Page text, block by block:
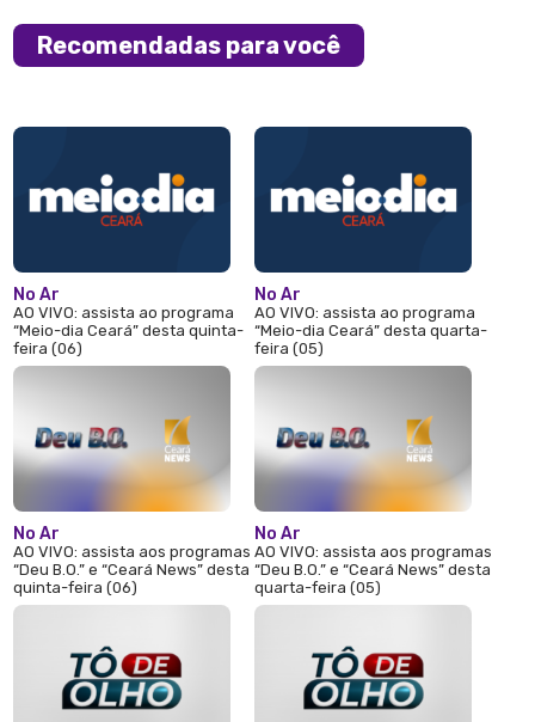
Recomendadas para você
No Ar
AO VIVO: assista ao programa
“Meio-dia Ceará” desta quinta-
feira (06)
No Ar
AO VIVO: assista aos programas
“Deu B.O.” e “Ceará News” desta
quinta-feira (06)
No Ar
AO VIVO: assista ao programa
“Meio-dia Ceará” desta quarta-
feira (05)
No Ar
AO VIVO: assista aos programas
“Deu B.O.” e “Ceará News” desta
quarta-feira (05)